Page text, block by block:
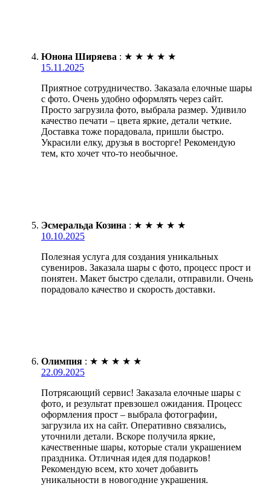
Юнона Ширяева : ★ ★ ★ ★ ★
15.11.2025
Приятное сотрудничество. Заказала елочные шары
с фото. Очень удобно оформлять через сайт.
Просто загрузила фото, выбрала размер. Удивило
качество печати – цвета яркие, детали четкие.
Доставка тоже порадовала, пришли быстро.
Украсили елку, друзья в восторге! Рекомендую
тем, кто хочет что-то необычное.
Эсмеральда Козина : ★ ★ ★ ★ ★
10.10.2025
Полезная услуга для создания уникальных
сувениров. Заказала шары с фото, процесс прост и
понятен. Макет быстро сделали, отправили. Очень
порадовало качество и скорость доставки.
Олимпия : ★ ★ ★ ★ ★
22.09.2025
Потрясающий сервис! Заказала елочные шары с
фото, и результат превзошел ожидания. Процесс
оформления прост – выбрала фотографии,
загрузила их на сайт. Оперативно связались,
уточнили детали. Вскоре получила яркие,
качественные шары, которые стали украшением
праздника. Отличная идея для подарков!
Рекомендую всем, кто хочет добавить
уникальности в новогодние украшения.